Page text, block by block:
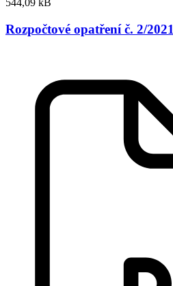
544,09 kB
Rozpočtové opatření č. 2/2021